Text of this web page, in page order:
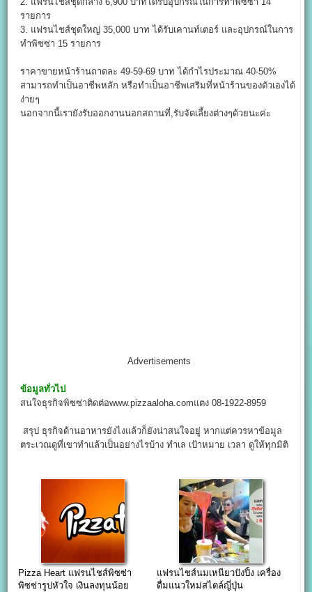
รายการ
3. แฟรนไชส์ชุดใหญ่ 35,000 บาท ได้รับเคานท์เตอร์ และอุปกรณ์ในการ
ทำพิซซ่า 15 รายการ
ราคาขายหน้าร้านถาดละ 49-59-69 บาท ได้กำไรประมาณ 40-50%
สามารถทำเป็นอาชีพหลัก หรือทำเป็นอาชีพเสริมที่หน้าร้านของตัวเองได้
ง่ายๆ
นอกจากนี้เรายังรับออกงานนอกสถานที่,รับจัดเลี้ยงต่างๆด้วยนะค่ะ
Advertisements
ข้อมูลทั่วไป
สนใจธุรกิจพิซซ่าติดต่อwww.pizzaaloha.comแตง 08-1922-8959
สรุป ธุรกิจด้านอาหารยังไงแล้วก็ยังน่าสนใจอยู่ หากแต่ควรหาข้อมูล
ตระเวณดูที่เขาทำแล้วเป็นอย่างไรบ้าง ทำเล เป้าหมาย เวลา ดูให้ทุกมิติ
Pizza Heart แฟรนไชส์พิซซ่า
พิซซ่ารูปหัวใจ เงินลงทุนน้อย
แฟรนไชส์นมเหนียวปังปิ้ง เครื่อง
ดื่มแนวใหม่สไตล์ญี่ปุ่น